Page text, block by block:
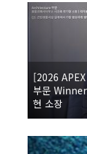
[2026
부문
현 소장